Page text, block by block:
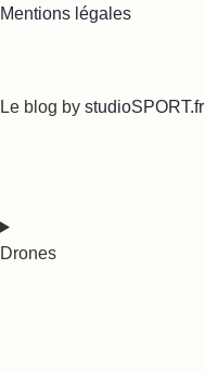
Mentions légales
Le blog by studioSPORT.fr
Drones